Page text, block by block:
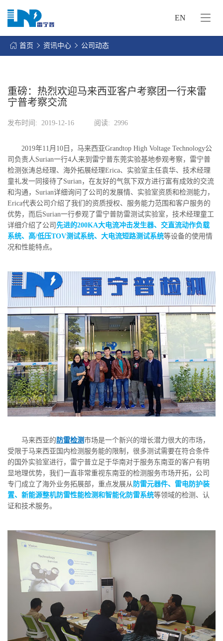
EN
首页 资讯中心 公司动态
重磅：热烈欢迎马来西亚客户考察团一行来雷
宁普考察交流
发布时间: 2019-12-16 阅读: 2996
2019年11月10日，马来西亚Grandtop High Voltage Technology公
司负责人Surian一行4人来到雷宁普东莞实验基地参观考察，雷宁普
检测张涛总经理、海外拓展经理Erica、实验室主任袁华、技术经理
童礼发一同接待了Surian，在友好的气氛下双方进行富有成效的交流
和沟通，Surian详细询问了公司的发展情、实验室资质和检测能力，
Erica代表公司介绍了我们的资质授权、服务能力范围和客户服务的
优势，而后Surian一行参观了雷宁普防雷测试实验室，技术经理童工
详细介绍了公司 先进的200KA大电流冲击发生器、交直流动作负载
系统、高/低压TOV测试系统、大电流短路测试系统等设备的使用情
况和性能特点。
马来西亚的 防雷检测市场是一个新兴的增长潜力很大的市场，
受限于马来西亚国内检测服务能的限制，很多测试需要在符合条件
的国外实验室进行，雷宁普立足于华南对于服务东南亚的客户有明
显地理优势，我们一直非常重视东南亚的检测服务市场开拓，公司
专门成立了海外业务拓展部，重点发展从 防雷元器件、雷电防护装
置、新能源整机防雷性能检测和智能化防雷系统等领域的检测、认
证和技术服务。
网
服
心
联
系
我